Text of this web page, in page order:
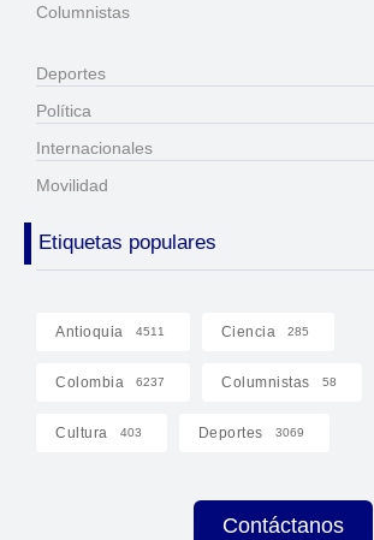
Columnistas
Deportes
Política
Internacionales
Movilidad
Etiquetas populares
Antioquia 4511 Ciencia 285
Colombia 6237 Columnistas 58
Cultura 403 Deportes 3069
Contáctanos